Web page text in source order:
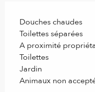
Douches chaudes
Toilettes séparées
A proximité
Toilettes
Jardin
Animaux non